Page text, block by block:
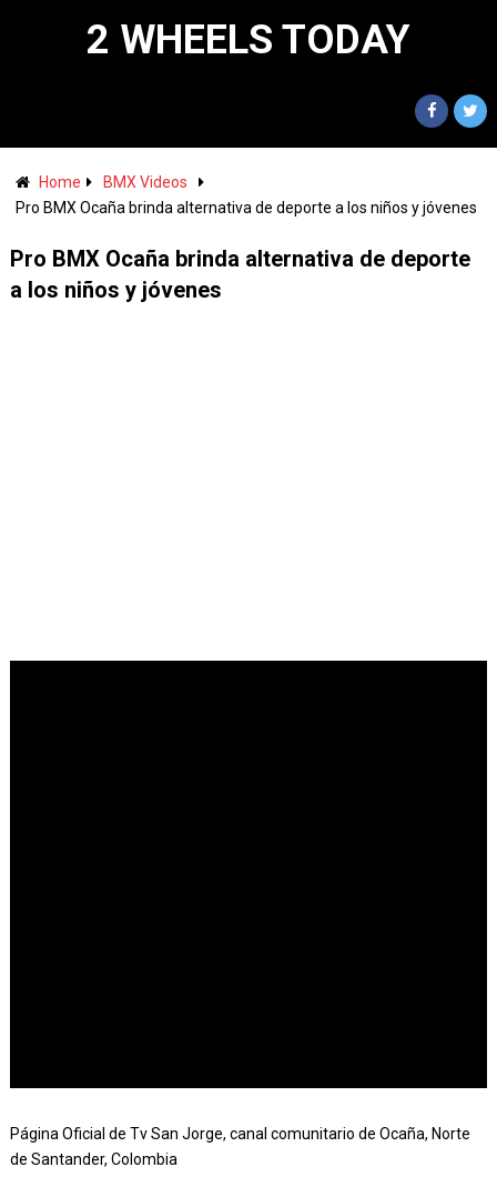
2 WHEELS TODAY
Home
BMX Videos
Pro BMX Ocaña brinda alternativa de deporte a los niños y jóvenes
Pro BMX Ocaña brinda alternativa de deporte
a los niños y jóvenes
Página Oficial de Tv San Jorge, canal comunitario de Ocaña, Norte
de Santander, Colombia